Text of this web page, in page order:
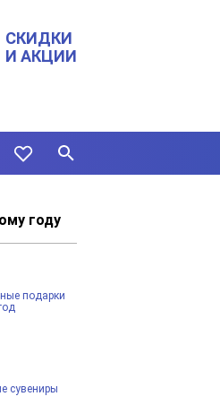
СКИДКИ
И АКЦИИ
году
подарки
сувениры